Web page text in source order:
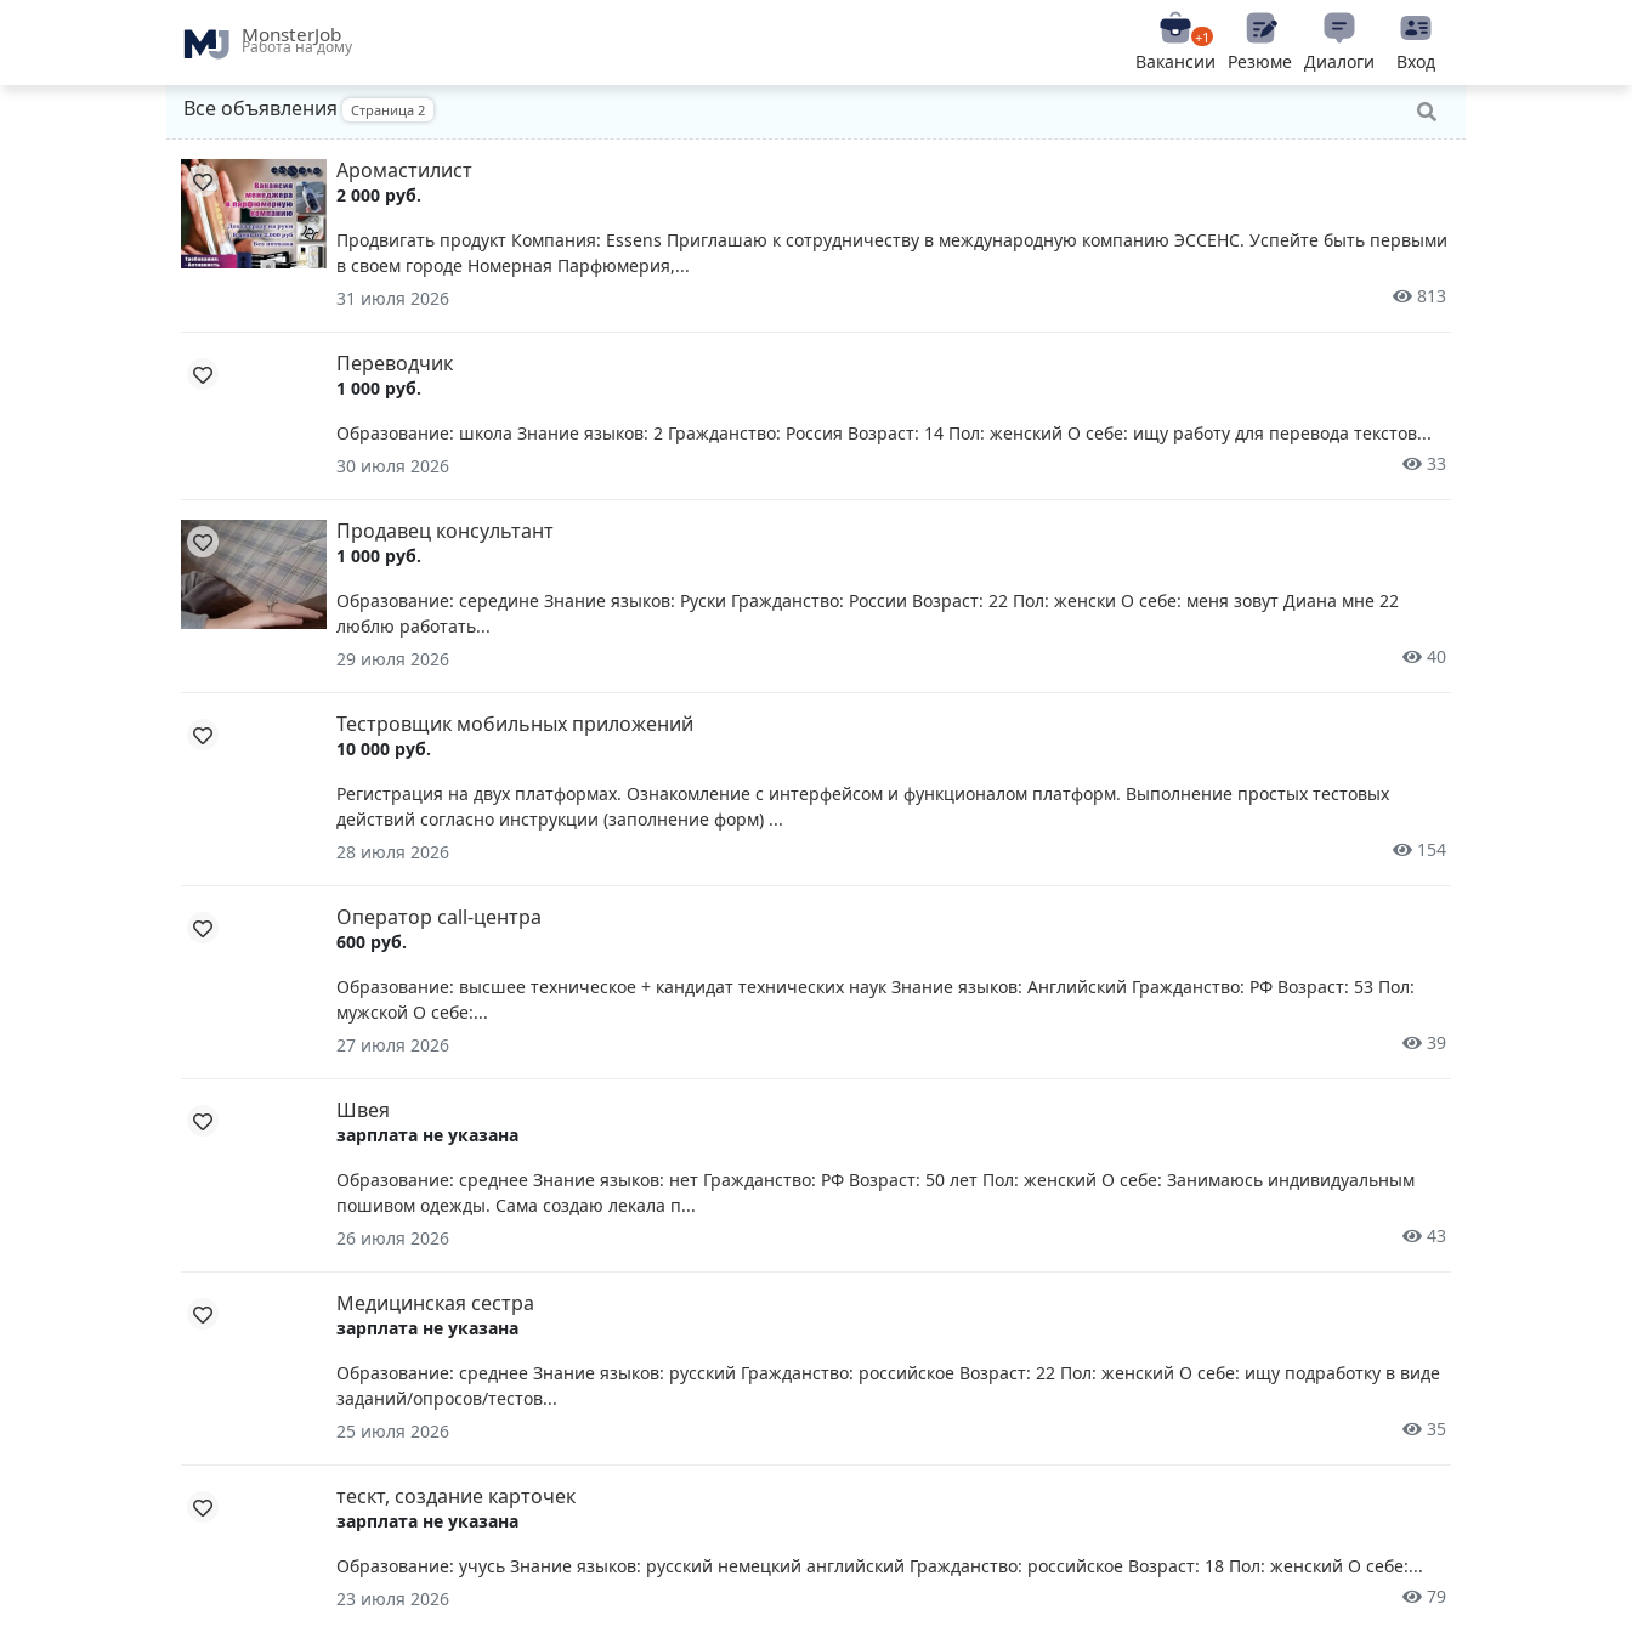
MonsterJob
Работа на дому +1
Вакансии Резюме Диалоги Вход
Все объявления Страница 2
Аромастилист
2 000 руб.
Продвигать продукт Компания: Essens Приглашаю к сотрудничеству в международную компанию ЭССЕНС. Успейте быть первыми
в своем городе Номерная Парфюмерия,...
31 июля 2026
813
Переводчик
1 000 руб.
Образование: школа Знание языков: 2 Гражданство: Россия Возраст: 14 Пол: женский О себе: ищу работу для перевода текстов...
30 июля 2026
33
Продавец консультант
1 000 руб.
Образование: середине Знание языков: Руски Гражданство: России Возраст: 22 Пол: женски О себе: меня зовут Диана мне 22
люблю работать...
29 июля 2026
40
Тестровщик мобильных приложений
10 000 руб.
Регистрация на двух платформах. Ознакомление с интерфейсом и функционалом платформ. Выполнение простых тестовых
действий согласно инструкции (заполнение форм) ...
28 июля 2026
154
Оператор call-центра
600 руб.
Образование: высшее техническое + кандидат технических наук Знание языков: Английский Гражданство: РФ Возраст: 53 Пол:
мужской О себе:...
27 июля 2026
39
Швея
зарплата не указана
Образование: среднее Знание языков: нет Гражданство: РФ Возраст: 50 лет Пол: женский О себе: Занимаюсь индивидуальным
пошивом одежды. Сама создаю лекала п...
26 июля 2026
43
Медицинская сестра
зарплата не указана
Образование: среднее Знание языков: русский Гражданство: российское Возраст: 22 Пол: женский О себе: ищу подработку в виде
заданий/опросов/тестов...
25 июля 2026
35
тескт, создание карточек
зарплата не указана
Образование: учусь Знание языков: русский немецкий английский Гражданство: российское Возраст: 18 Пол: женский О себе:...
23 июля 2026
79